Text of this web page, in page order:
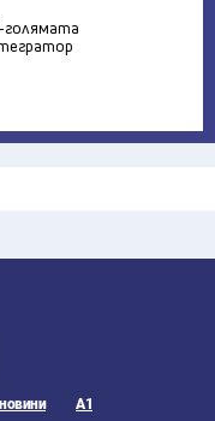
голямата
А1